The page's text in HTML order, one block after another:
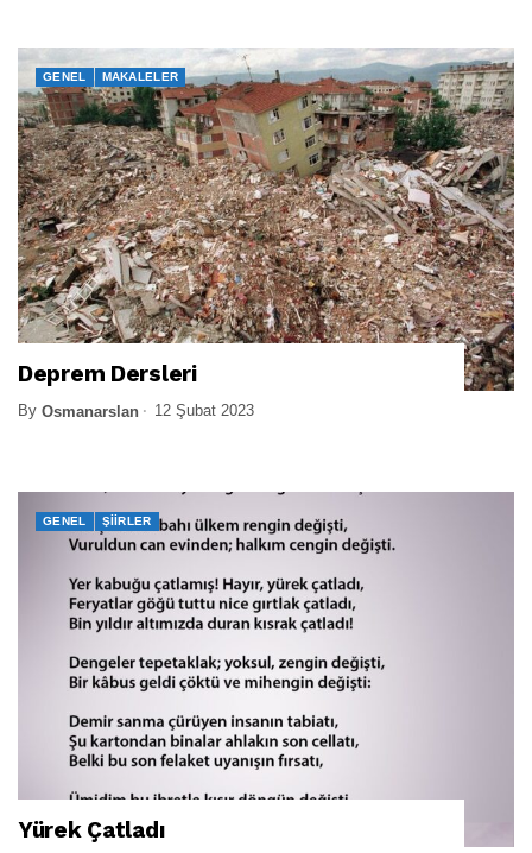
GENEL MAKALELER
Deprem Dersleri
By Osmanarslan 12 Şubat 2023
GENEL ŞIIRLER
Yürek Çatladı